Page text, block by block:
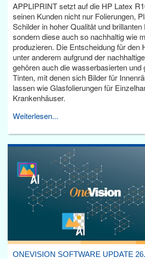
APPLIPRINT setzt auf die HP Latex
seinen Kunden nicht nur Folierungen,
Schilder in hoher Qualität und brillanten
sondern diese auch so nachhaltig wie
produzieren. Die Entscheidung für den
unter anderem aufgrund der
gehören auch die wasserbasierten und
Tinten, mit denen sich Bilder für
lassen wie Glasfolierungen für
Krankenhäuser.
Weiterlesen...
ONEVISION SOFTWARE UPDATE